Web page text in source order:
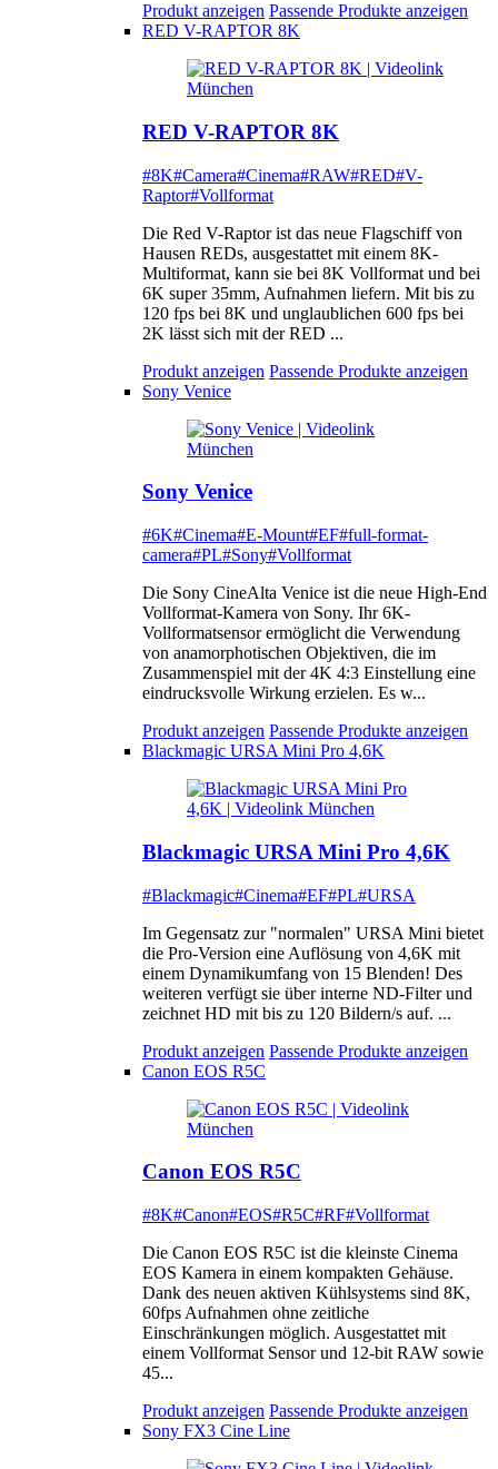
Produkt anzeigen Passende Produkte anzeigen
RED V-RAPTOR 8K
RED V-RAPTOR 8K
#8K#Camera#Cinema#RAW#RED#V-
Raptor#Vollformat
Die Red V-Raptor ist das neue Flagschiff von
Hausen REDs, ausgestattet mit einem 8K-
Multiformat, kann sie bei 8K Vollformat und bei
6K super 35mm, Aufnahmen liefern. Mit bis zu
120 fps bei 8K und unglaublichen 600 fps bei
2K lässt sich mit der RED ...
Produkt anzeigen Passende Produkte anzeigen
Sony Venice
Sony Venice
#6K#Cinema#E-Mount#EF#full-format-
camera#PL#Sony#Vollformat
Die Sony CineAlta Venice ist die neue High-End
Vollformat-Kamera von Sony. Ihr 6K-
Vollformatsensor ermöglicht die Verwendung
von anamorphotischen Objektiven, die im
Zusammenspiel mit der 4K 4:3 Einstellung eine
eindrucksvolle Wirkung erzielen. Es w...
Produkt anzeigen Passende Produkte anzeigen
Blackmagic URSA Mini Pro 4,6K
Blackmagic URSA Mini Pro 4,6K
#Blackmagic#Cinema#EF#PL#URSA
Im Gegensatz zur "normalen" URSA Mini bietet
die Pro-Version eine Auflösung von 4,6K mit
einem Dynamikumfang von 15 Blenden! Des
weiteren verfügt sie über interne ND-Filter und
zeichnet HD mit bis zu 120 Bildern/s auf. ...
Produkt anzeigen Passende Produkte anzeigen
Canon EOS R5C
Canon EOS R5C
#8K#Canon#EOS#R5C#RF#Vollformat
Die Canon EOS R5C ist die kleinste Cinema
EOS Kamera in einem kompakten Gehäuse.
Dank des neuen aktiven Kühlsystems sind 8K,
60fps Aufnahmen ohne zeitliche
Einschränkungen möglich. Ausgestattet mit
einem Vollformat Sensor und 12-bit RAW sowie
45...
Produkt anzeigen Passende Produkte anzeigen
Sony FX3 Cine Line